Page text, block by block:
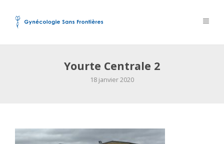
Yourte Centrale 2
18 janvier 2020